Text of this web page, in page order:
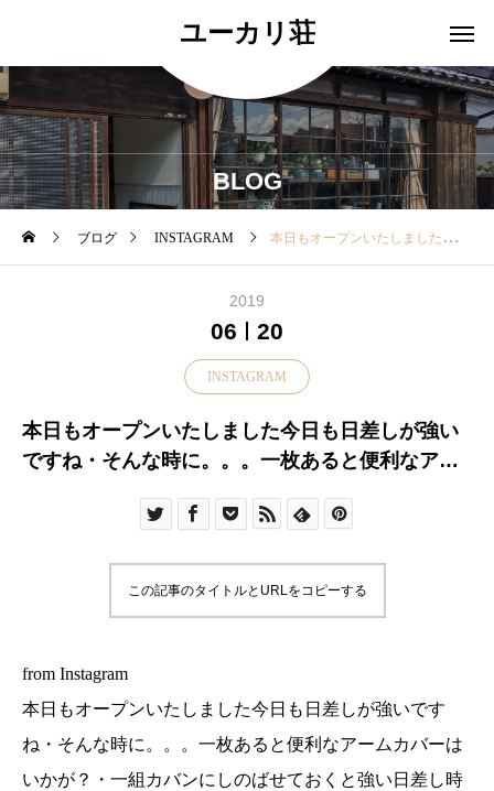
ユーカリ荘
BLOG
ブログ INSTAGRAM 本日もオープンいたしました今日も日差しが強いですね・そんな時に。。。一枚あると便利なアームカバーはいかが？・一組カバンにしのばせておくと強い日差し時にも冷房の冷え対策としてもお使いいただけます・・ぜひ店頭でお試しください♡本日も18時まで営業中♪・・— — — — — — — — —#島根#山陰#松江#北堀#ユーカリ荘#yukarisou#ライフスタイルショップ#セレクトショップ#雑貨#雑貨屋#中川政七商店#アームカバー#UVケア#ギフト#プレゼント#島根旅#島根旅行#旅#お出掛け#ドライブ
2019
06 20
INSTAGRAM
本日もオープンいたしました今日も日差しが強い
ですね・そんな時に。。。一枚あると便利なアー
くと強い日差し時にも冷房の冷え対策としてもお
♡本日も18時まで営業中♪・・— — — — — — —
ョップ#雑貨#雑貨屋#中川政七商店#アームカバー
#UVケア#ギフト#プレゼント#島根旅#島根旅行#
この記事のタイトルとURLをコピーする
from Instagram
本日もオープンいたしました今日も日差しが強いです
ね・そんな時に。。。一枚あると便利なアームカバーは
いかが？・一組カバンにしのばせておくと強い日差し時